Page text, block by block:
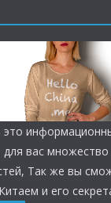
это
вас
Так же вы
и его